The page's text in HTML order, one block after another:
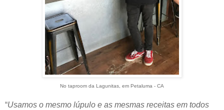
No taproom da Lagunitas, em Petaluma - CA
“Usamos o mesmo lúpulo e as mesmas receitas em todos